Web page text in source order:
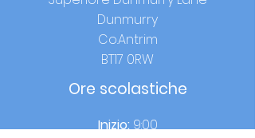
Dunmurry
Co.Antrim
BT17 0RW
Ore scolastiche
Inizio:9:00